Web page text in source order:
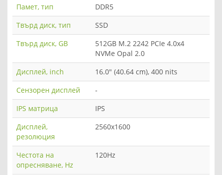
Памет, тип
DDR5
Твърд диск, тип
SSD
Твърд диск, GB
512GB M.2 2242 PCIe 4.0x4
NVMe Opal 2.0
Дисплей, inch
16.0" (40.64 cm), 400 nits
Сензорен дисплей
-
IPS матрица
IPS
Дисплей,
резолюция
2560x1600
Честота на
опресняване, Hz
120Hz